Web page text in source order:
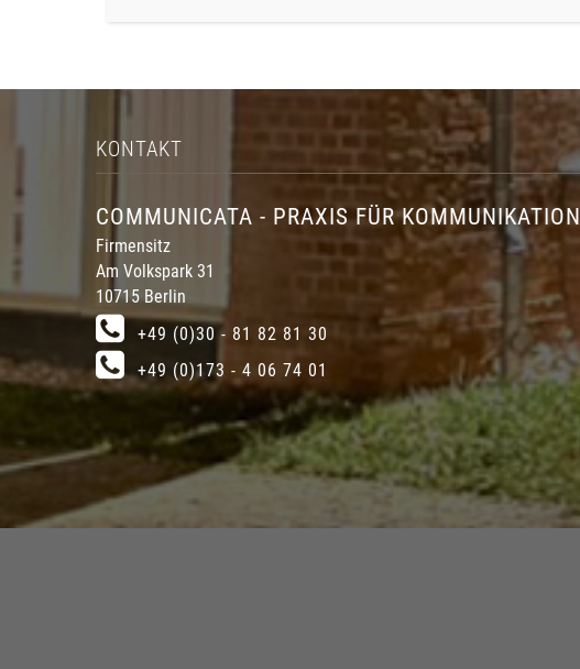
KONTAKT
COMMUNICATA - PRAXIS FÜR KOMMUNIKATION
Firmensitz
Am Volkspark 31
10715 Berlin
+49 (0)30 - 81 82 81 30
+49 (0)173 - 4 06 74 01